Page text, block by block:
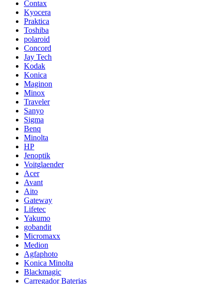
Contax
Kyocera
Praktica
Toshiba
polaroid
Concord
Jay Tech
Kodak
Konica
Maginon
Minox
Traveler
Sanyo
Sigma
Benq
Minolta
HP
Jenoptik
Voitglaender
Acer
Avant
Aito
Gateway
Lifetec
Yakumo
gobandit
Micromaxx
Medion
Agfaphoto
Konica Minolta
Blackmagic
Carregador Baterias